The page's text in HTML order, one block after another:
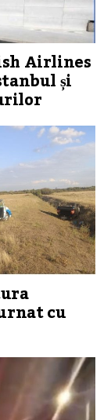
Airlines
și
cu